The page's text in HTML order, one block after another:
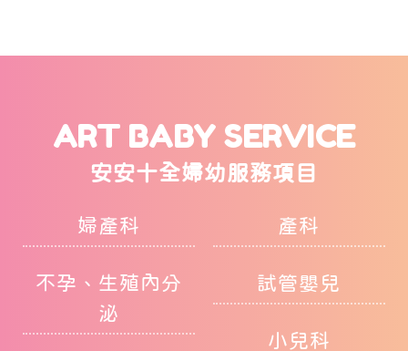
ART BABY SERVICE
安安十全婦幼服務項目
婦產科 產科
不孕、生殖內分
泌
試管嬰兒
小兒科